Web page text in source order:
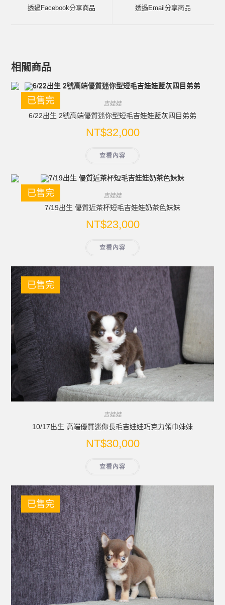
透過Facebook分享商品 透過Email分享商品
相關商品
已售完 吉娃娃
6/22出生 2號高端優質迷你型短毛吉娃娃藍灰四目弟弟
NT$32,000
查看內容
已售完 吉娃娃
7/19出生 優質近茶杯短毛吉娃娃奶茶色妹妹
NT$23,000
查看內容
已售完
吉娃娃
10/17出生 高端優質迷你長毛吉娃娃巧克力領巾妹妹
NT$30,000
查看內容
已售完